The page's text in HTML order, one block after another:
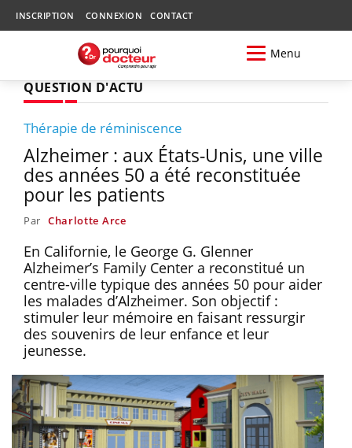
INSCRIPTION CONNEXION CONTACT
Menu
QUESTION D'ACTU
Thérapie de réminiscence
Alzheimer : aux États-Unis, une ville
des années 50 a été reconstituée
pour les patients
Par Charlotte Arce
En Californie, le George G. Glenner
Alzheimer’s Family Center a reconstitué un
centre-ville typique des années 50 pour aider
les malades d’Alzheimer. Son objectif :
stimuler leur mémoire en faisant ressurgir
des souvenirs de leur enfance et leur
jeunesse.